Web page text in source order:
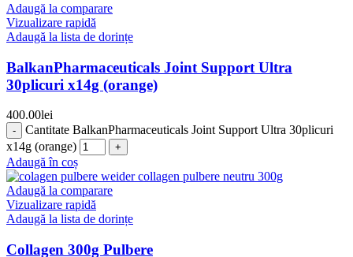
Adaugă la comparare
Vizualizare rapidă
Adaugă la lista de dorințe
BalkanPharmaceuticals Joint Support Ultra
30plicuri x14g (orange)
400.00lei
Cantitate BalkanPharmaceuticals Joint Support Ultra 30plicuri
x14g (orange)
Adaugă în coș
Adaugă la comparare
Vizualizare rapidă
Adaugă la lista de dorințe
Collagen 300g Pulbere